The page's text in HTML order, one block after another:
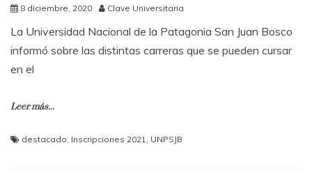
8 diciembre, 2020 Clave Universitaria
La Universidad Nacional de la Patagonia San Juan Bosco
informó sobre las distintas carreras que se pueden cursar
en el
Leer más...
destacado Inscripciones 2021 UNPSJB